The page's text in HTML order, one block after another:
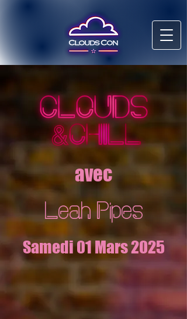
avec
Leah Pipes
Samedi 01 Mars 2025